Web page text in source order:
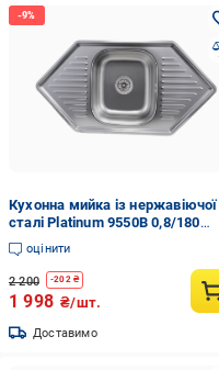
Кухонна мийка із нержавіючої
сталі Platinum 9550В 0,8/180
декор
оцінити
2 200 -202₴
1 998 ₴/шт.
Доставимо